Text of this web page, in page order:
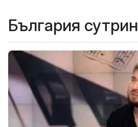
България сутрин